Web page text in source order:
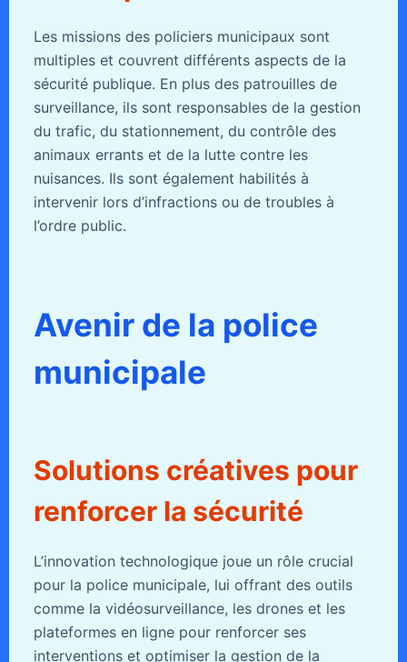
Les missions des policiers municipaux sont
multiples et couvrent différents aspects de la
sécurité publique. En plus des patrouilles de
surveillance, ils sont responsables de la gestion
du trafic, du stationnement, du contrôle des
animaux errants et de la lutte contre les
nuisances. Ils sont également habilités à
intervenir lors d’infractions ou de troubles à
l’ordre public.
Avenir de la police
municipale
Solutions créatives pour
renforcer la sécurité
L’innovation technologique joue un rôle crucial
pour la police municipale, lui offrant des outils
comme la vidéosurveillance, les drones et les
plateformes en ligne pour renforcer ses
interventions et optimiser la gestion de la